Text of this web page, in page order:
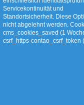
Servicekontinuität und
Standortsicherheit. Diese
nicht abgelehnt werden.
cms_cookies_saved (1
csrf_https-contao_csrf_token